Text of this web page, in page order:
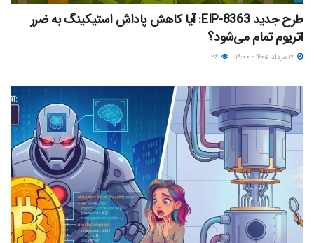
طرح جدید EIP-8363: آیا کاهش پاداش استیکینگ به ضرر
اتریوم تمام می‌شود؟